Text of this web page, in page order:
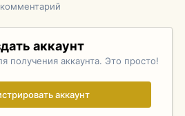
комментарий
аккаунт
получения аккаунта. Это просто!
аккаунт